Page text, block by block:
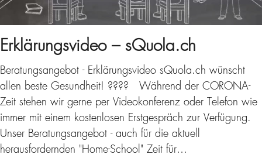
Erklärungsvideo – sQuola.ch
Beratungsangebot - Erklärungsvideo sQuola.ch wünscht
allen beste Gesundheit! ???? Während der CORONA-
Zeit stehen wir gerne per Videokonferenz oder Telefon wie
immer mit einem kostenlosen Erstgespräch zur Verfügung.
Unser Beratungsangebot - auch für die aktuell
herausfordernden "Home-School" Zeit für…